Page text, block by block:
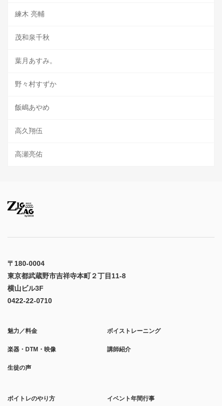
練木 亮輔
茂和泉千秋
葉月あすみ。
野々村すずか
飯嶋あやめ
高久翔伍
高瀬亮佑
〒180-0004
東京都武蔵野市吉祥寺本町２丁目11-8
横山ビル3F
0422-22-0710
魅力／料金 ボイストレーニング
楽器・DTM・映像 講師紹介
生徒の声
ボイトレのやり方 イベント年間行事